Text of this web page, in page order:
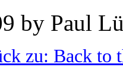
by Paul
zu: Back to